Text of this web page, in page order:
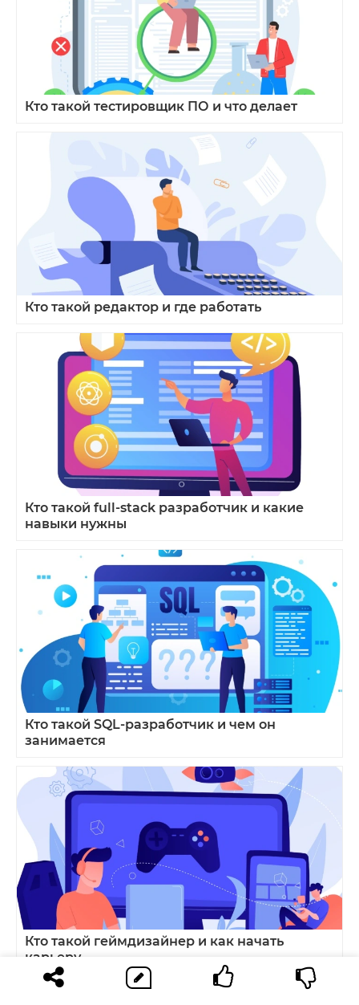
Кто такой тестировщик ПО и что делает
Кто такой редактор и где работать
Кто такой full‑stack разработчик и какие
навыки нужны
Кто такой SQL‑разработчик и чем он
занимается
Кто такой геймдизайнер и как начать
карьеру